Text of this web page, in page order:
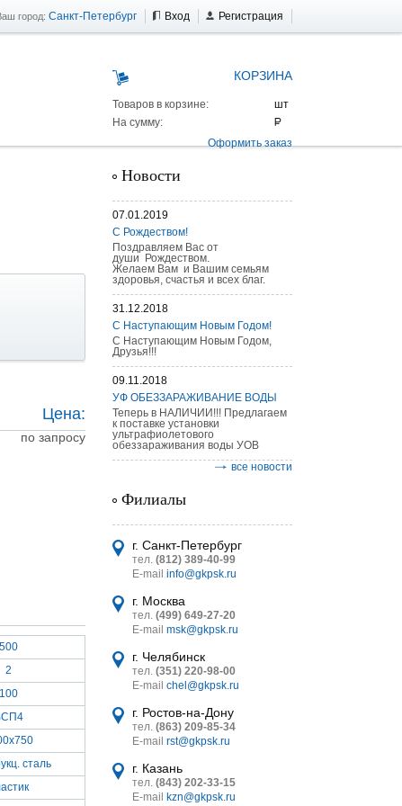
город: Санкт-Петербург Вход Регистрация
КОРЗИНА
Товаров в корзине:
На сумму:
Оформить заказ
25 г/п
MINI
Цена:
по запросу
500
2
100
сталь
Новости
07.01.2019
С Рождеством!
Поздравляем Вас от
души Рождеством.
Желаем Вам и Вашим семьям
здоровья, счастья и всех благ.
31.12.2018
С Наступающим Новым Годом!
С Наступающим Новым Годом,
Друзья!!!
09.11.2018
УФ ОБЕЗЗАРАЖИВАНИЕ ВОДЫ
Теперь в НАЛИЧИИ!!! Предлагаем
к поставке установки
ультрафиолетового
обеззараживания воды УОВ
все новости
Филиалы
г. Санкт-Петербург
тел. (812) 389-40-99
E-mail info@gkpsk.ru
г. Москва
тел. (499) 649-27-20
E-mail msk@gkpsk.ru
г. Челябинск
тел. (351) 220-98-00
E-mail chel@gkpsk.ru
г. Ростов-на-Дону
тел. (863) 209-85-34
E-mail rst@gkpsk.ru
г. Казань
тел. (843) 202-33-15
E-mail
kzn@gkpsk.ru